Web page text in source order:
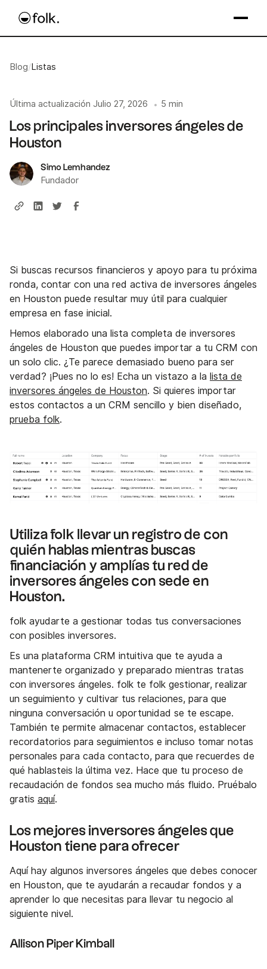
Blog/Listas
Última actualización Julio 27, 2026 • 5 min
Los principales inversores ángeles de
Houston
Simo Lemhandez
Fundador
Si buscas recursos financieros y apoyo para tu próxima
ronda, contar con una red activa de inversores ángeles
en Houston puede resultar muy útil para cualquier
empresa en fase inicial.
Hemos elaborado una lista completa de inversores
ángeles de Houston que puedes importar a tu CRM con
un solo clic. ¿Te parece demasiado bueno para ser
verdad? ¡Pues no lo es! Echa un vistazo a la lista de
inversores ángeles de Houston. Si quieres importar
estos contactos a un CRM sencillo y bien diseñado,
prueba folk.
Utiliza folk llevar un registro de con
quién hablas mientras buscas
financiación y amplías tu red de
inversores ángeles con sede en
Houston.
folk ayudarte a gestionar todas tus conversaciones
con posibles inversores.
Es una plataforma CRM intuitiva que te ayuda a
mantenerte organizado y preparado mientras tratas
con inversores ángeles. folk te folk gestionar, realizar
un seguimiento y cultivar tus relaciones, para que
ninguna conversación u oportunidad se te escape.
También te permite almacenar contactos, establecer
recordatorios para seguimientos e incluso tomar notas
personales para cada contacto, para que recuerdes de
qué hablasteis la última vez. Hace que tu proceso de
recaudación de fondos sea mucho más fluido. Pruébalo
gratis aquí.
Los mejores inversores ángeles que
Houston tiene para ofrecer
Aquí hay algunos inversores ángeles que debes conocer
en Houston, que te ayudarán a recaudar fondos y a
aprender lo que necesitas para llevar tu negocio al
siguiente nivel.
Allison Piper Kimball